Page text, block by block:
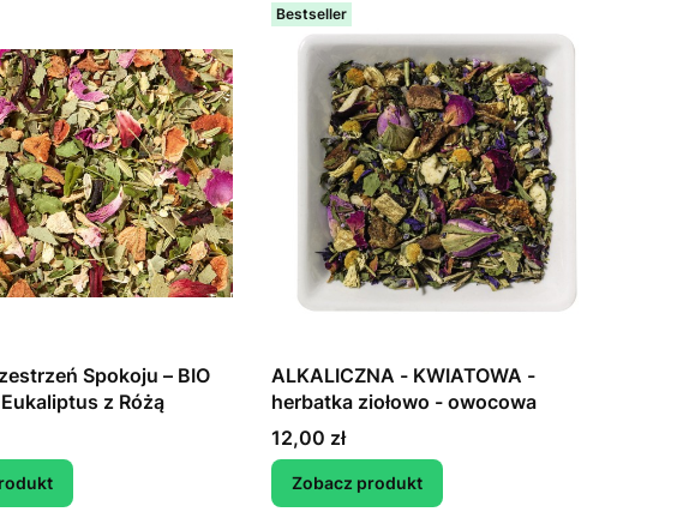
Spokoju – BIO
z Różą
Bestseller
ALKALICZNA - KWIATOWA -
herbatka ziołowo - owocowa
Cena
12,00 zł
Zobacz produkt